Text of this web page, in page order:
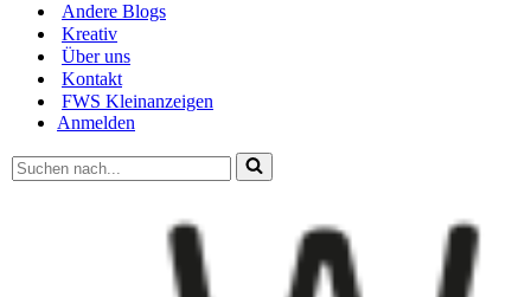
Andere Blogs
Kreativ
Über uns
Kontakt
FWS Kleinanzeigen
Anmelden
Suchen
nach …